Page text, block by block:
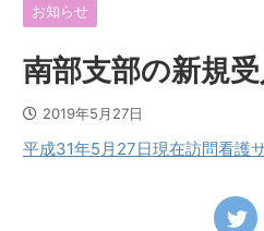
お知らせ
南部支部の新規
2019年5月27日
平成31年5月27日現在訪問看護